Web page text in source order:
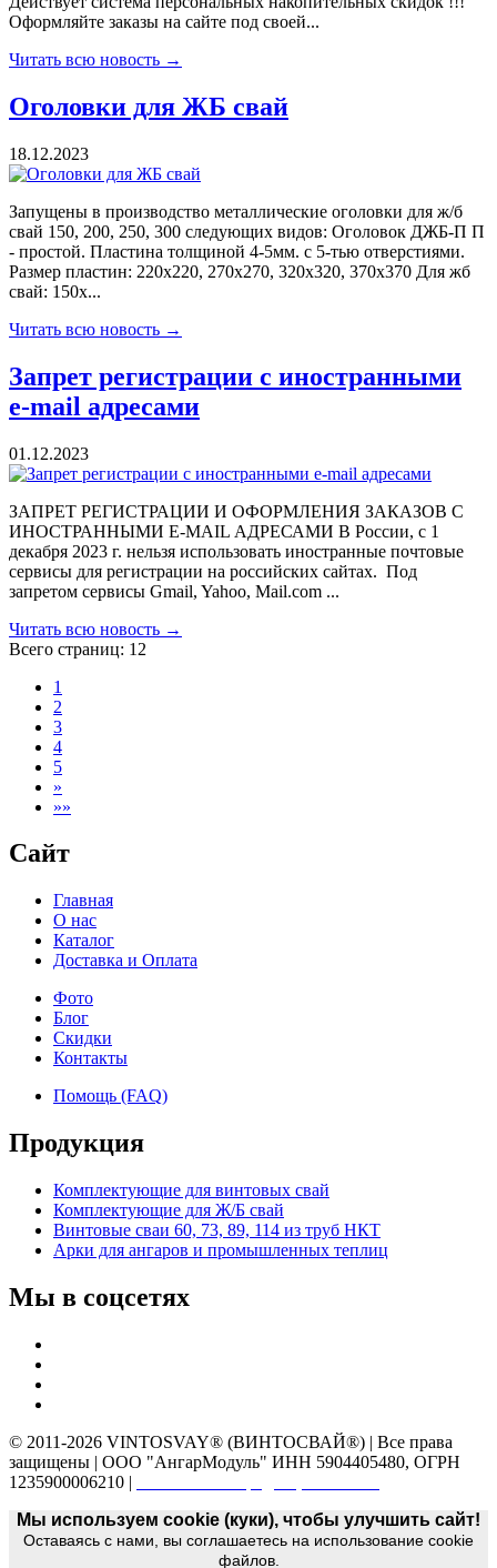
Оформляйте заказы на сайте под своей...
Читать всю новость →
Оголовки для ЖБ свай
18.12.2023
Запущены в производство металлические оголовки для ж/б
свай 150, 200, 250, 300 следующих видов: Оголовок ДЖБ-П П
- простой. Пластина толщиной 4-5мм. с 5-тью отверстиями.
Размер пластин: 220х220, 270х270, 320х320, 370х370 Для жб
свай: 150х...
Читать всю новость →
Запрет регистрации с иностранными
e-mail адресами
01.12.2023
ЗАПРЕТ РЕГИСТРАЦИИ И ОФОРМЛЕНИЯ ЗАКАЗОВ С
ИНОСТРАННЫМИ E-MAIL АДРЕСАМИ В России, с 1
декабря 2023 г. нельзя использовать иностранные почтовые
сервисы для регистрации на российских сайтах. Под
запретом сервисы Gmail, Yahoo, Mail.com ...
Читать всю новость →
Всего страниц: 12
1
2
3
4
5
»
»»
Сайт
Главная
О нас
Каталог
Доставка и Оплата
Фото
Блог
Скидки
Контакты
Помощь (FAQ)
Продукция
Комплектующие для винтовых свай
Комплектующие для Ж/Б свай
Винтовые сваи 60, 73, 89, 114 из труб НКТ
Арки для ангаров и промышленных теплиц
Мы в соцсетях
© 2011-2026 VINTOSVAY® (ВИНТОСВАЙ®) | Все права
защищены | ООО "АнгарМодуль" ИНН 5904405480, ОГРН
1235900006210 |
Мы используем cookie (куки), чтобы улучшить сайт!
Оставаясь с нами, вы соглашаетесь на использование cookie
файлов.